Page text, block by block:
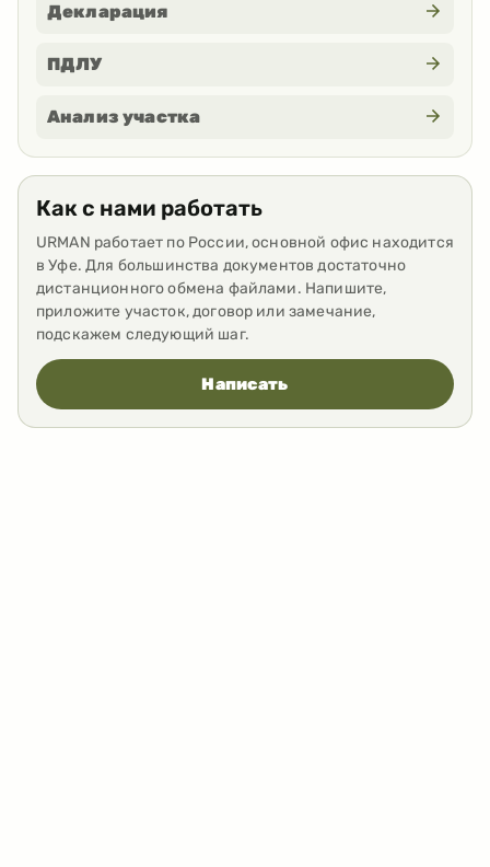
Декларация
ПДЛУ
Анализ участка
Как с нами работать
URMAN работает по России, основной офис находится
в Уфе. Для большинства документов достаточно
дистанционного обмена файлами. Напишите,
приложите участок, договор или замечание,
подскажем следующий шаг.
Написать